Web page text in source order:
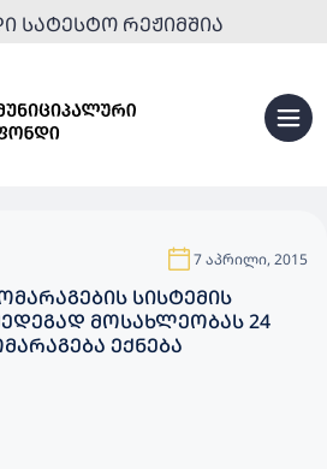
ᲡᲐᲢᲔᲡᲢᲝ ᲠᲔᲟᲘᲛᲨᲘᲐ
7 აპრილი, 2015
ᲡᲘᲡᲢᲔᲛᲘᲡ
ᲛᲝᲡᲐᲮᲚᲔᲝᲑᲐᲡ 24
ᲔᲥᲜᲔᲑᲐ